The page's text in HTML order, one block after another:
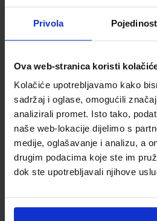
Privola
Ova web-stranica koristi
Kolačiće upotrebljavamo kako
sadržaj i oglase, omogućili
analizirali promet. Isto tako,
naše web-lokacije dijelimo s
medije, oglašavanje i analizu, a
drugim podacima koje ste im
dok ste upotrebljavali njihove
Autor
Vrsta školske knjige
Vrsta škole
2
Nastavni predmet
Reg br min